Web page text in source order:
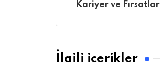
Kariyer ve Fırsatlar
İlgili içerikler